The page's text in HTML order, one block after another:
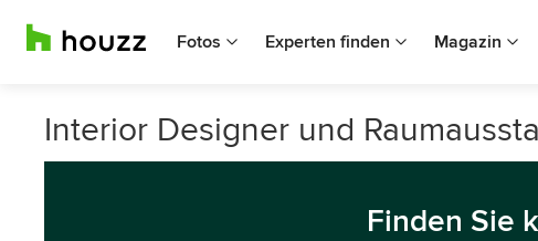
Fotos Experten finden Magazin
Interior Designer und
Finden Sie